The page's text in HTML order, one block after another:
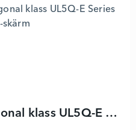
75UL5Q-E - 75" Diagonal klass UL5Q-E Series LED-bakgrundsbelyst LCD-skärm